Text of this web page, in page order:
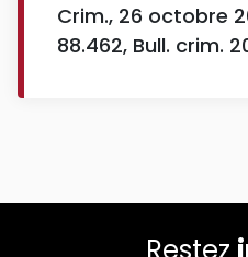
Crim., 26 octobre
88.462, Bull. crim.
Restez